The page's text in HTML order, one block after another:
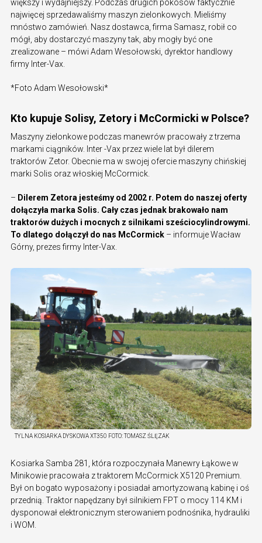
większy i wydajniejszy. Podczas drugich pokosów faktycznie
najwięcej sprzedawaliśmy maszyn zielonkowych. Mieliśmy
mnóstwo zamówień. Nasz dostawca, firma Samasz, robił co
mógł, aby dostarczyć maszyny tak, aby mogły być one
zrealizowane – mówi Adam Wesołowski, dyrektor handlowy
firmy Inter-Vax.
*Foto Adam Wesołowski*
Kto kupuje Solisy, Zetory i McCormicki w Polsce?
Maszyny zielonkowe podczas manewrów pracowały z trzema
markami ciągników. Inter -Vax przez wiele lat był dilerem
traktorów Zetor. Obecnie ma w swojej ofercie maszyny chińskiej
marki Solis oraz włoskiej McCormick.
– Dilerem Zetora jesteśmy od 2002 r. Potem do naszej oferty
dołączyła marka Solis. Cały czas jednak brakowało nam
traktorów dużych i mocnych z silnikami sześciocylindrowymi.
To dlatego dołączył do nas McCormick – informuje Wacław
Górny, prezes firmy Inter-Vax.
TYLNA KOSIARKA DYSKOWA XT350 FOTO:TOMASZ ŚLĘZAK
Kosiarka Samba 281, która rozpoczynała Manewry Łąkowe w
Minikowie pracowała z traktorem McCormick X5120 Premium.
Był on bogato wyposażony i posiadał amortyzowaną kabinę i oś
przednią. Traktor napędzany był silnikiem FPT o mocy 114 KM i
dysponował elektronicznym sterowaniem podnośnika, hydrauliki
i WOM.